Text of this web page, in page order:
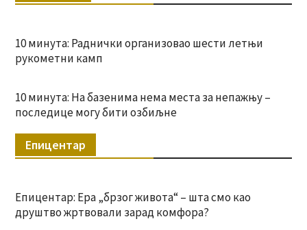
10 минута: Раднички организовао шести летњи
рукометни камп
10 минута: На базенима нема места за непажњу –
последице могу бити озбиљне
Епицентар
Епицентар: Ера „брзог живота“ – шта смо као
друштво жртвовали зарад комфора?